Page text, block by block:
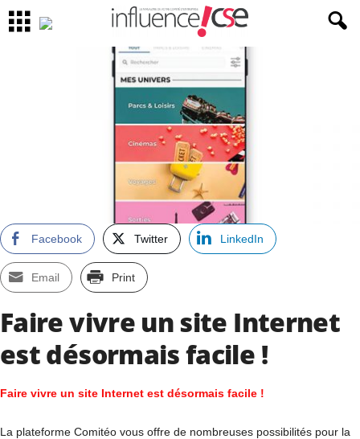
Facebook Twitter LinkedIn
Email Print
Faire vivre un site Internet
est désormais facile !
Faire vivre un site Internet est désormais facile !
La plateforme Comitéo vous offre de nombreuses possibilités pour la